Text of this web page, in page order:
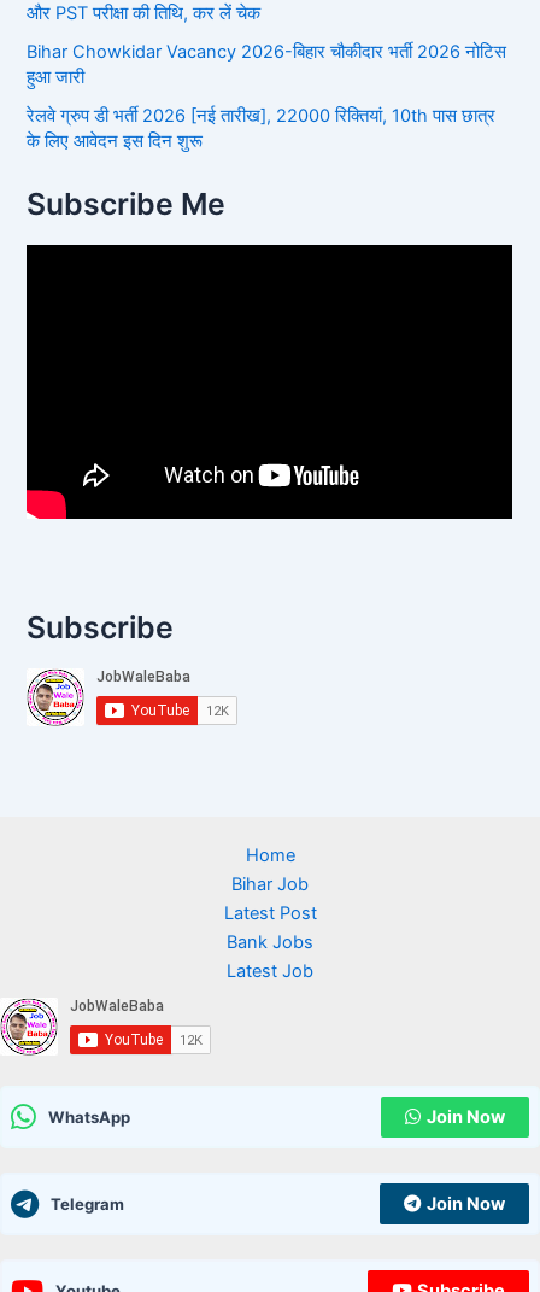
और PST परीक्षा की तिथि, कर लें चेक
Bihar Chowkidar Vacancy 2026-बिहार चौकीदार भर्ती 2026 नोटिस
हुआ जारी
रेलवे ग्रुप डी भर्ती 2026 [नई तारीख], 22000 रिक्तियां, 10th पास छात्र
के लिए आवेदन इस दिन शुरू
Subscribe Me
Subscribe
Home
Bihar Job
Latest Post
Bank Jobs
Latest Job
WhatsApp Join Now
Telegram Join Now